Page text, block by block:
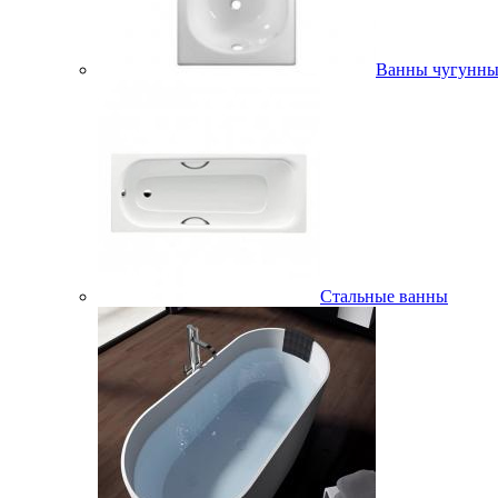
Ванны
Стальные ванны